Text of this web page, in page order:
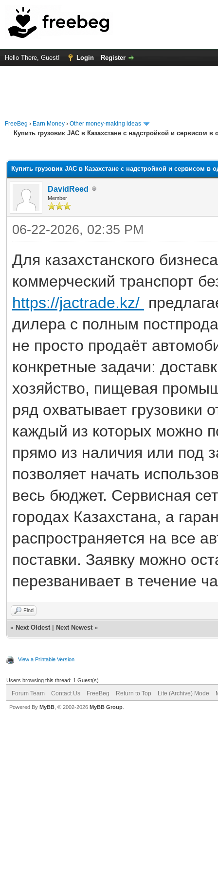
Hello There, Guest! Login Register
FreeBeg › Earn Money › Other money-making ideas
Купить грузовик JAC в Казахстане с надстройкой и сервисом в
Купить грузовик JAC в Казахстане с надстройкой и сервисом в
DavidReed
Member
06-22-2026, 02:35 PM
Для казахстанского
коммерческий транспорт
https://jactrade.kz/
дилера с полным
не просто продаёт
конкретные задачи:
хозяйство, пищевая
ряд охватывает грузовики
каждый из которых можно
прямо из наличия или под
позволяет начать
весь бюджет. Сервисная
городах Казахстана, а
распространяется на все
поставки. Заявку можно
перезванивает в течение
Find
« Next Oldest Next Newest »
View a Printable Version
Users browsing this thread: 1 Guest(s)
Forum Team Contact Us FreeBeg Return to Top Lite (Archive) Mode
Powered By MyBB , © 2002-2026 MyBB Group